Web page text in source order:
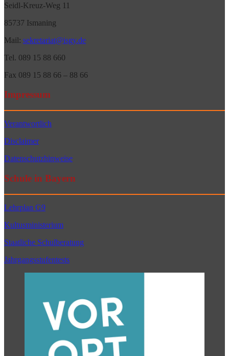
Seidl-Kreuz-Weg 11
85737 Ismaning
Mail: sekretariat@isgy.de
Tel. 089 15 88 660
Fax 089 15 88 66 – 88 66
Impressum
Verantwortlich
Disclaimer
Datenschutzhinweise
Schule in Bayern
Lehrplan G9
Kultusministerium
Staatliche Schulberatung
Jahrgangsstufentests